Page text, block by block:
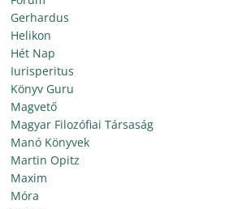
Gerhardus
Helikon
Hét Nap
Iurisperitus
Könyv Guru
Magvető
Magyar Filozófiai Társaság
Manó Könyvek
Martin Opitz
Maxim
Móra